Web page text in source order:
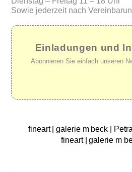
Sowie jederzeit nach
Einladungen und
Abonnieren Sie einfach unseren
fineart | galerie m beck |
fineart | galerie m